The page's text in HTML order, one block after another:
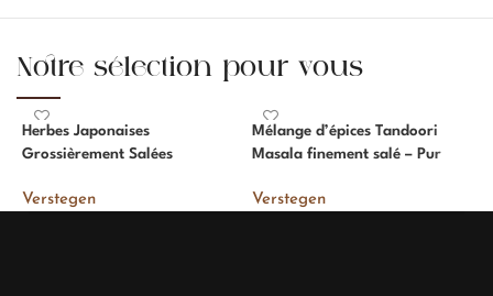
Notre sélection pour vous
Herbes Japonaises
Grossièrement Salées
Verstegen
Mélange d’épices Tandoori
Masala finement salé – Pur
Verstegen